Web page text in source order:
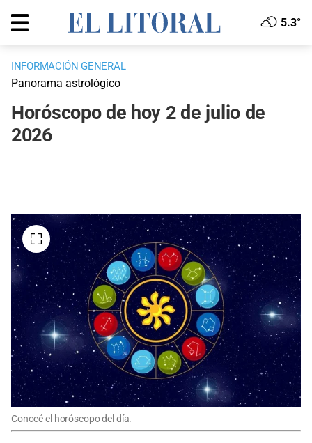
5.3°
INFORMACIÓN GENERAL
Panorama astrológico
Horóscopo de hoy 2 de julio de
2026
Conocé el horóscopo del día.